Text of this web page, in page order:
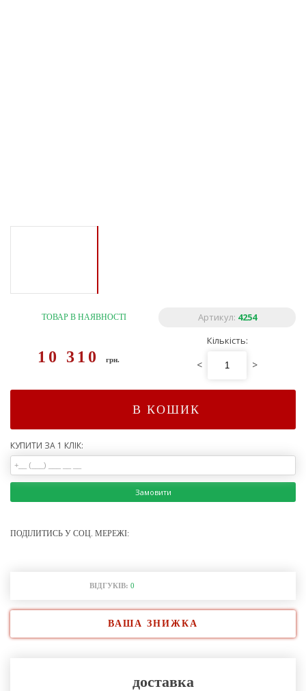
ТОВАР В НАЯВНОСТІ Артикул: 4254
10 310грн.
Кількість:
< >
В КОШИК
КУПИТИ ЗА 1 КЛІК:
Замовити
ПОДІЛИТИСЬ У СОЦ. МЕРЕЖІ:
ВІДГУКІВ: 0
ВАША ЗНИЖКА
доставка